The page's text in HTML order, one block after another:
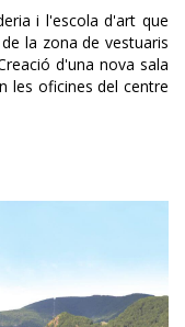
i l'escola d'art que
la zona de vestuaris
d'una nova sala
les oficines del centre